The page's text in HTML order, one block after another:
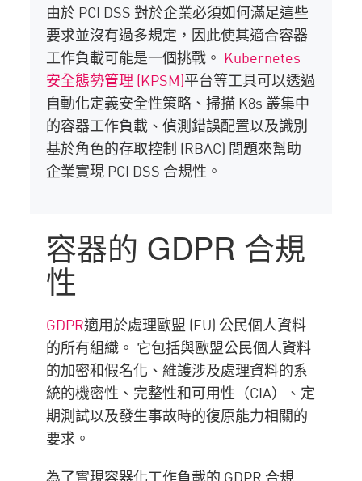
由於 PCI DSS 對於企業必須如何滿足這些
要求並沒有過多規定，因此使其適合容器
工作負載可能是一個挑戰。 Kubernetes
安全態勢管理 (KPSM)平台等工具可以透過
自動化定義安全性策略、掃描 K8s 叢集中
的容器工作負載、偵測錯誤配置以及識別
基於角色的存取控制 (RBAC) 問題來幫助
企業實現 PCI DSS 合規性。
容器的 GDPR 合規
性
GDPR適用於處理歐盟 (EU) 公民個人資料
的所有組織。 它包括與歐盟公民個人資料
的加密和假名化、維護涉及處理資料的系
統的機密性、完整性和可用性（CIA）、定
期測試以及發生事故時的復原能力相關的
要求。
為了實現容器化工作負載的 GDPR 合規